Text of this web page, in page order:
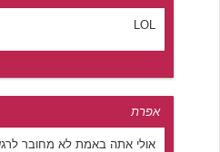
LOL
אפרת
אולי אתה באמת לא מחובר